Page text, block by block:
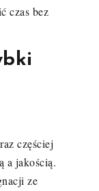
czas bez
częściej
a jakością.
ze